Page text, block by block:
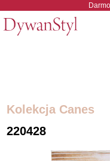
Kolekcja Canes
220428